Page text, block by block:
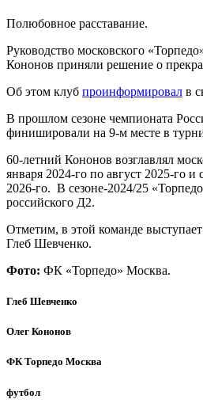
Полюбовное расставание.
Руководство московского
Кононов приняли решение о
Об этом клуб проинформировал в
В прошлом сезоне чемпионата
финишировали на 9-м месте в
60-летний Кононов возглавлял
января 2024-го по август 2025-го и
2026-го. В сезоне-2024/25
российского Д2.
Отметим, в этой команде
Глеб Шевченко.
Фото: ФК «Торпедо» Москва.
Глеб Шевченко
Олег Кононов
ФК Торпедо Москва
футбол